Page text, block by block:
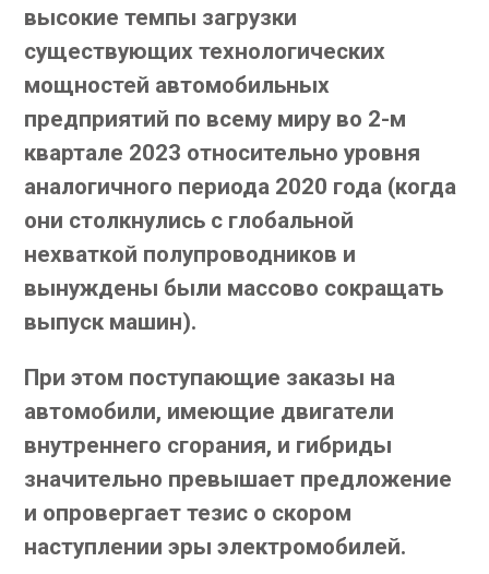
высокие темпы загрузки
существующих технологических
мощностей автомобильных
предприятий по всему миру во 2-м
квартале 2023 относительно уровня
аналогичного периода 2020 года (когда
они столкнулись с глобальной
нехваткой полупроводников и
вынуждены были массово сокращать
выпуск машин).
При этом поступающие заказы на
автомобили, имеющие двигатели
внутреннего сгорания, и гибриды
значительно превышает предложение
и опровергает тезис о скором
наступлении эры электромобилей.